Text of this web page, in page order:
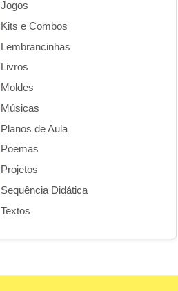
Jogos
Kits e Combos
Lembrancinhas
Livros
Moldes
Músicas
Planos de Aula
Poemas
Projetos
Sequência Didática
Textos